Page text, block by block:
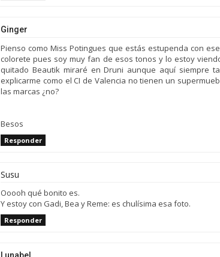
Ginger
Pienso como Miss Potingues que estás estupenda con
colorete pues soy muy fan de esos tonos y lo estoy
quitado Beautik miraré en Druni aunque aquí siempre
explicarme como el CI de Valencia no tienen un
las marcas ¿no?
Besos
Responder
Susu
Ooooh qué bonito es.
Y estoy con Gadi, Bea y Reme: es chulísima esa foto.
Responder
Lunabel